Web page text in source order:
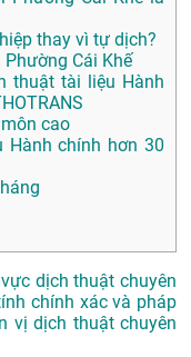
thay vì tự dịch?
Cái Khế
thuật tài liệu Hành
cao
Hành chính hơn 30
dịch thuật chuyên
chính xác và pháp
vị dịch thuật chuyên